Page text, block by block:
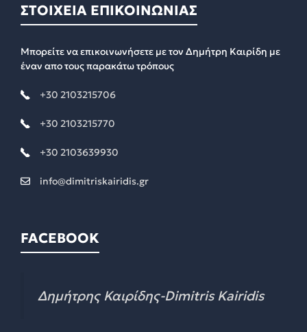
ΣΤΟΙΧΕΙΑ ΕΠΙΚΟΙΝΩΝΙΑΣ
Μπορείτε να επικοινωνήσετε με τον Δημήτρη Καιρίδη με
έναν απο τους παρακάτω τρόπους
+30 2103215706
+30 2103215770
+30 2103639930
info@dimitriskairidis.gr
FACEBOOK
Δημήτρης Καιρίδης-Dimitris Kairidis